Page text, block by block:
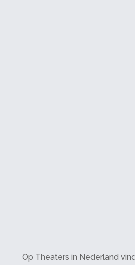
Op Theaters in Nederland